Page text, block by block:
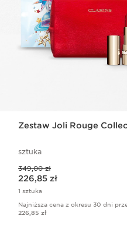
Zestaw Joli Rouge
sztuka
349,00 zł
Aktualna cena 226,85 zł
226,85 zł
1 sztuka
Najniższa cena z okresu 30 dni
226,85 zł